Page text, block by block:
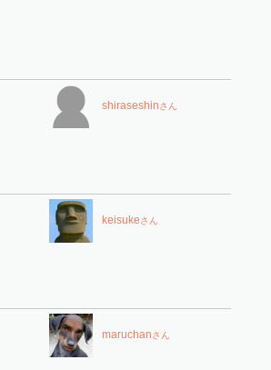
shiraseshinさん
keisukeさん
maruchanさん